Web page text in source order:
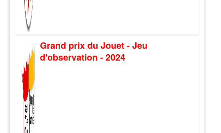
Grand prix du Jouet - Jeu
d'observation - 2024